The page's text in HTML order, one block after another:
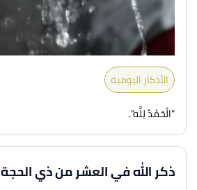
الأذكار اليومية
"الْحَمْدُ لِلَّه".
ذكر الله في العشر من ذي الحجة